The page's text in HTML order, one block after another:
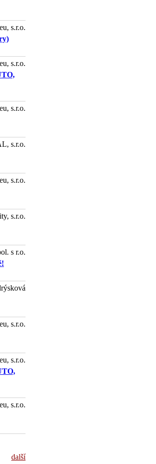
s.r.o.
s.r.o.
s.r.o.
s.r.o.
s.r.o.
s.r.o.
s r.o.
s.r.o.
s.r.o.
s.r.o.
další